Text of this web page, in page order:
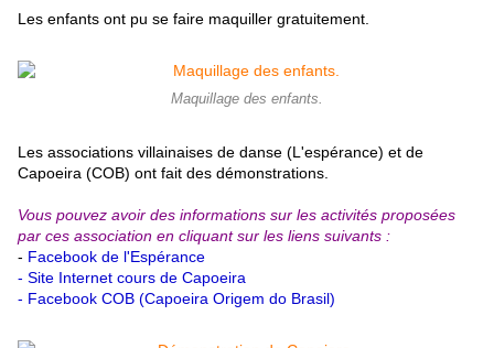
Les enfants ont pu se faire maquiller gratuitement.
Maquillage des enfants.
Les associations villainaises de danse (L'espérance) et de
Capoeira (COB) ont fait des démonstrations.
Vous pouvez avoir des informations sur les activités proposées
par ces association en cliquant sur les liens suivants :
- Facebook de l'Espérance
- Site Internet cours de Capoeira
- Facebook COB (Capoeira Origem do Brasil)